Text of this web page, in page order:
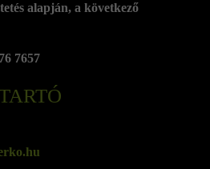
alapján, a következő
7657